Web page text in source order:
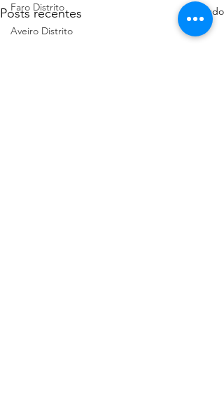
Faro Distrito
Aveiro Distrito
Posts recentes Ver tudo